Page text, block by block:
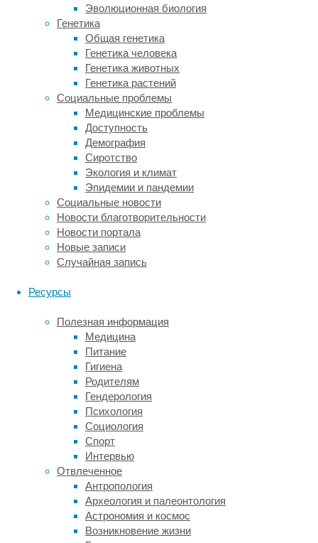
Эволюционная биология
Генетика
Общая генетика
Генетика человека
Генетика животных
Генетика растений
Социальные проблемы
Медицинские проблемы
Доступность
Демография
Сиротство
Экология и климат
Эпидемии и пандемии
Социальные новости
Новости благотворительности
Новости портала
Новые записи
Случайная запись
Ресурсы
Полезная информация
Медицина
Питание
Гигиена
Родителям
Гендерология
Психология
Социология
Спорт
Интервью
Отвлеченное
Антропология
Археология и палеонтология
Астрономия и космос
Возникновение жизни
«Среди
врачей
по
всему
миру
было
много
неопределенности
относительно
назначения
аспирина,
–
рассказала
руководитель
исследования
ASCEND,
Джейн
(Jane
Armitage)
из
Оксфордского
университета
(Oxford
University).
Если
вы
здоровы,
то,
вероятно,
не
стоит